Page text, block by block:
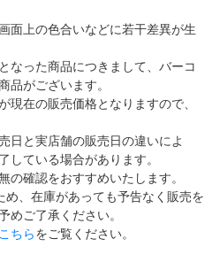
面上の色合いなどに若干差異が生
なった商品につきまして、バーコ
品がございます。
現在の販売価格となりますので、
日と実店舗の販売日の違いによ
している場合があります。
の確認をおすすめいたします。
、在庫があっても予告なく販売を
めご了承ください。
こちらをご覧ください。